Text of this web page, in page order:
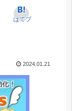
はてブ
2024.01.21